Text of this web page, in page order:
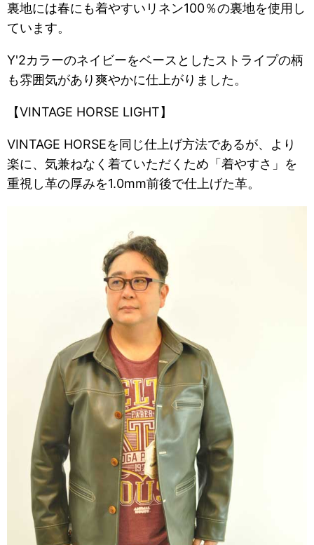
裏地には春にも着やすいリネン100％の裏地を使用し
ています。
Y'2カラーのネイビーをベースとしたストライプの柄
も雰囲気があり爽やかに仕上がりました。
【VINTAGE HORSE LIGHT】
VINTAGE HORSEを同じ仕上げ方法であるが、より
楽に、気兼ねなく着ていただくため「着やすさ」を
重視し革の厚みを1.0mm前後で仕上げた革。